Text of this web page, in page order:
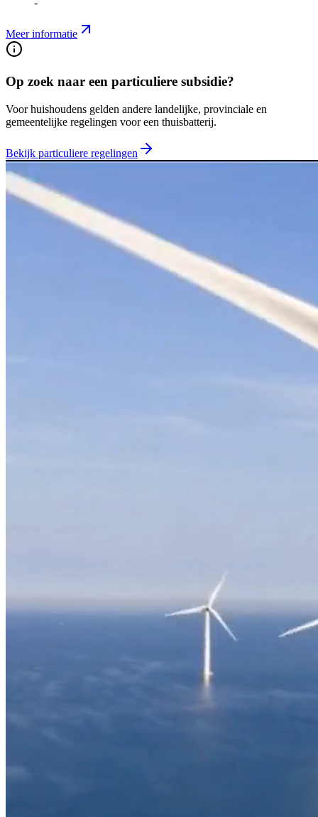
-
Meer informatie
Op zoek naar een particuliere subsidie?
Voor huishoudens gelden andere landelijke, provinciale en
gemeentelijke regelingen voor een thuisbatterij.
Bekijk particuliere regelingen